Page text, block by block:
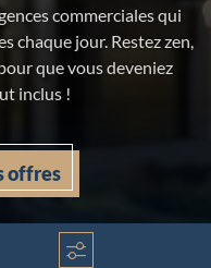
commerciales qui
chaque jour. Restez zen,
que vous deveniez
inclus !
offres